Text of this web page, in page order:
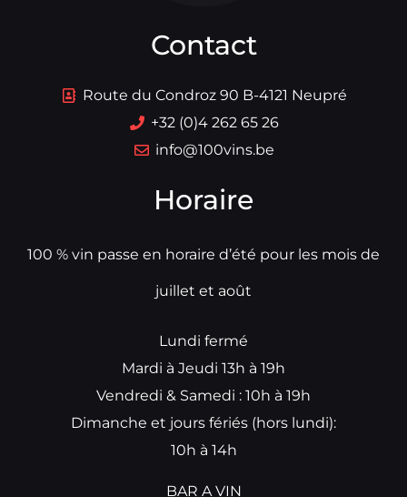
Contact
Route du Condroz 90 B-4121 Neupré
+32 (0)4 262 65 26
info@100vins.be
Horaire
100 % vin passe en horaire d’été pour les mois de
juillet et août
Lundi fermé
Mardi à Jeudi 13h à 19h
Vendredi & Samedi : 10h à 19h
Dimanche et jours fériés (hors lundi):
10h à 14h
BAR A VIN